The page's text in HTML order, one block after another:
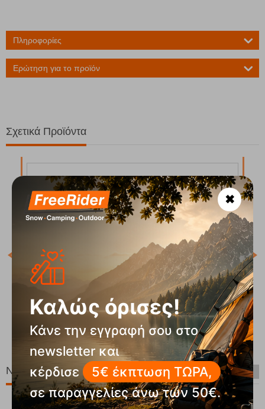
Πληροφορίες
Ερώτηση για το προϊόν
Σχετικά Προϊόντα
Prtgatton Vintage Pink Κάλτσες Protest
Κωδικός:
Άμεσαδιαθέσιμο 19,99 €
Νέες Παραλαβές
✖
Καλώς όρισες!
Κάνε την εγγραφή σου στο
newsletter και
κέρδισε
5€ έκπτωση ΤΩΡΑ,
σε παραγγελίες άνω των 50€.